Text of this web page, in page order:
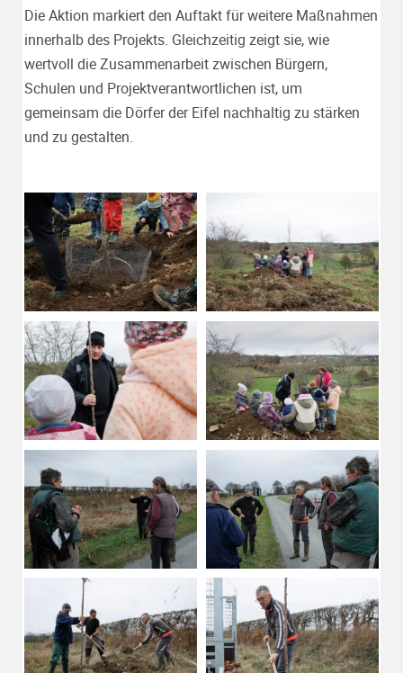
Die Aktion markiert den Auftakt für weitere Maßnahmen
innerhalb des Projekts. Gleichzeitig zeigt sie, wie
wertvoll die Zusammenarbeit zwischen Bürgern,
Schulen und Projektverantwortlichen ist, um
gemeinsam die Dörfer der Eifel nachhaltig zu stärken
und zu gestalten.